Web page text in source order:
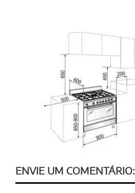
ENVIE UM COMENTÁRIO: